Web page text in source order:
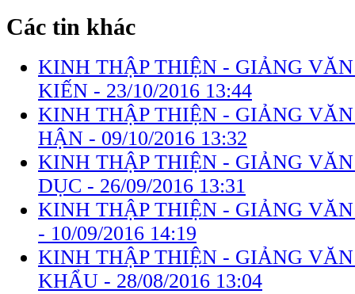
Các tin khác
KINH THẬP THIỆN - GIẢNG
KIẾN - 23/10/2016 13:44
KINH THẬP THIỆN - GIẢNG
HẬN - 09/10/2016 13:32
KINH THẬP THIỆN - GIẢNG
DỤC - 26/09/2016 13:31
KINH THẬP THIỆN - GIẢNG
- 10/09/2016 14:19
KINH THẬP THIỆN - GIẢNG
KHẨU - 28/08/2016 13:04